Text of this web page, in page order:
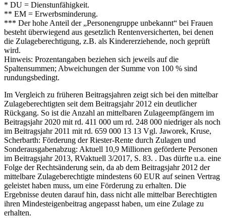
* DU = Dienstunfähigkeit.
** EM = Erwerbsminderung.
*** Der hohe Anteil der „Personengruppe unbekannt“ bei Frauen
besteht überwiegend aus gesetzlich Rentenversicherten, bei denen
die Zulageberechtigung, z.B. als Kindererziehende, noch geprüft
wird.
Hinweis: Prozentangaben beziehen sich jeweils auf die
Spaltensummen; Abweichungen der Summe von 100 % sind
rundungsbedingt.
Im Vergleich zu früheren Beitragsjahren zeigt sich bei den mittelbar
Zulageberechtigten seit dem Beitragsjahr 2012 ein deutlicher
Rückgang. So ist die Anzahl an mittelbaren Zulageempfängern im
Beitragsjahr 2020 mit rd. 411 000 um rd. 248 000 niedriger als noch
im Beitragsjahr 2011 mit rd. 659 000 13 13 Vgl. Jaworek, Kruse,
Scherbarth: Förderung der Riester-Rente durch Zulagen und
Sonderausgabenabzug: Aktuell 10,9 Millionen geförderte Personen
im Beitragsjahr 2013, RVaktuell 3/2017, S. 83. . Das dürfte u.a. eine
Folge der Rechtsänderung sein, da ab dem Beitragsjahr 2012 der
mittelbare Zulageberechtigte mindestens 60 EUR auf seinen Vertrag
geleistet haben muss, um eine Förderung zu erhalten. Die
Ergebnisse deuten darauf hin, dass nicht alle mittelbar Berechtigten
ihren Mindesteigenbeitrag angepasst haben, um eine Zulage zu
erhalten.